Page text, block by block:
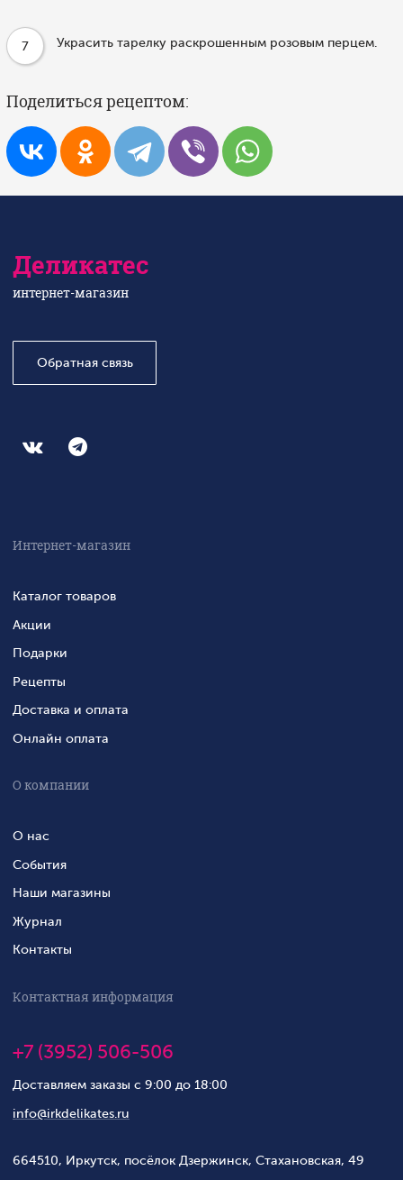
7 Украсить тарелку раскрошенным розовым перцем.
Поделиться рецептом:
Деликатес
интернет-магазин
Обратная связь
Интернет-магазин
Каталог товаров
Акции
Подарки
Рецепты
Доставка и оплата
Онлайн оплата
О компании
О нас
События
Наши магазины
Журнал
Контакты
Контактная информация
+7 (3952) 506-506
Доставляем заказы с 9:00 до 18:00
info@irkdelikates.ru
664510, Иркутск, посёлок Дзержинск, Стахановская, 49